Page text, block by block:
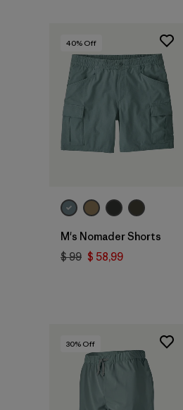
40% Off
M's Nomader Shorts
$ 99 $ 58,99
30% Off